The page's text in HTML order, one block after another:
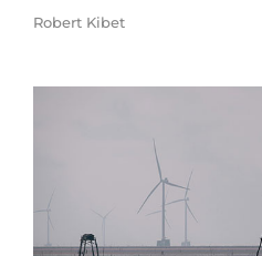
Robert Kibet